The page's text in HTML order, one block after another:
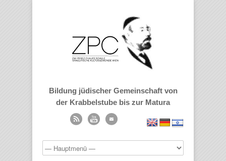
Bildung jüdischer Gemeinschaft von
der Krabbelstube bis zur Matura